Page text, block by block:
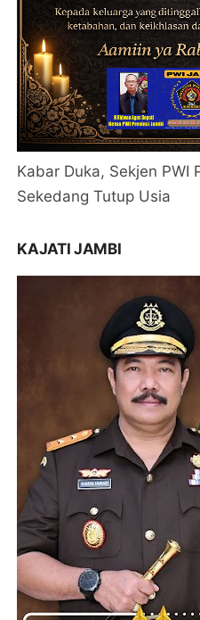
Kabar Duka, Sekjen PWI
Sekedang Tutup Usia
KAJATI JAMBI